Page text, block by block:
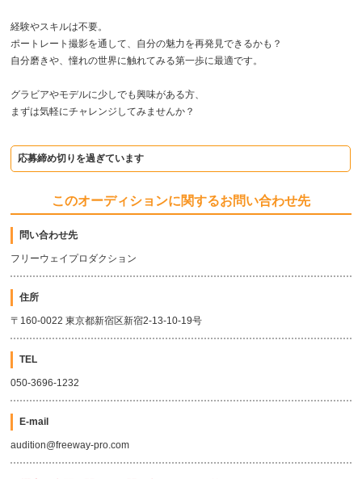
経験やスキルは不要。
ポートレート撮影を通して、自分の魅力を再発見できるかも？
自分磨きや、憧れの世界に触れてみる第一歩に最適です。
グラビアやモデルに少しでも興味がある方、
まずは気軽にチャレンジしてみませんか？
応募締め切りを過ぎています
このオーディションに関するお問い合わせ先
問い合わせ先
フリーウェイプロダクション
住所
〒160-0022 東京都新宿区新宿2-13-10-19号
TEL
050-3696-1232
E-mail
audition@freeway-pro.com